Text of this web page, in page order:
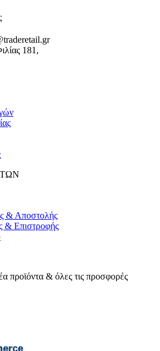
181,
& Αποστολής
& Επιστροφής
προϊόντα & όλες τις προσφορές